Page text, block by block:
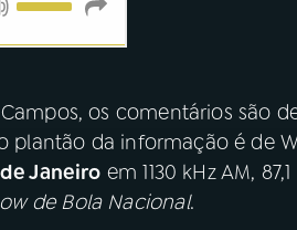
os comentários são
plantão da informação é de
Janeiro em 1130 kHz AM,
de Bola Nacional.